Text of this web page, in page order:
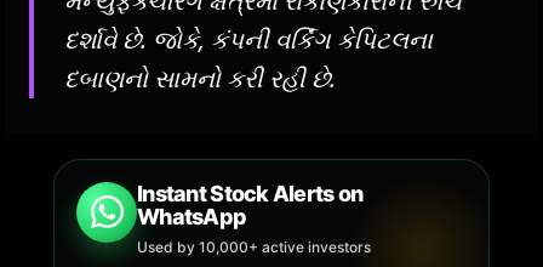
દર્શાવે છે. જોકે, કંપની વર્કિંગ કેપિટલના
દબાણનો સામનો કરી રહી છે.
Instant Stock Alerts on
WhatsApp
Used by 10,000+ active investors